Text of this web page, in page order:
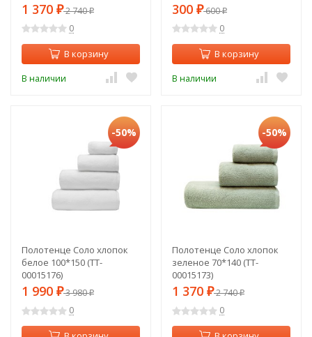
1 370 ₽2 740₽
0
В корзину
В наличии
300 ₽600₽
0
В корзину
В наличии
-50%
Полотенце Соло хлопок
белое 100*150 (TT-
00015176)
1 990 ₽3 980₽
0
-50%
Полотенце Соло хлопок
зеленое 70*140 (TT-
00015173)
1 370 ₽2 740₽
0